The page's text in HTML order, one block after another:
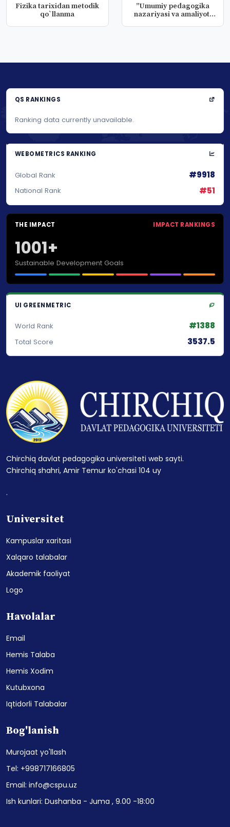
Fizika tarixidan metodik
qo`llanma
”Umumiy pedagogika
nazariyasi va amaliyoti
QS RANKINGS
Ranking data currently unavailable.
WEBOMETRICS RANKING
Global Rank #9918
National Rank #51
THE IMPACT IMPACT RANKINGS
1001+
Sustainable Development Goals
UI GREENMETRIC
World Rank #1388
Total Score 3537.5
Chirchiq davlat pedagogika universiteti web sayti.
Chirchiq shahri, Amir Temur ko'chasi 104 uy
.
Universitet
Kampuslar xaritasi
Xalqaro talabalar
Akademik faoliyat
Logo
Havolalar
Email
Hemis Talaba
Hemis Xodim
Kutubxona
Iqtidorli Talabalar
Bog'lanish
Murojaat yo'llash
Tel: +998717166805
Email: info@cspu.uz
Ish kunlari: Dushanba - Juma , 9.00 -18:00